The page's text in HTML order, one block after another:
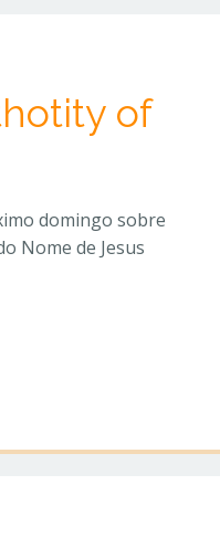
of
domingo sobre
Nome de Jesus